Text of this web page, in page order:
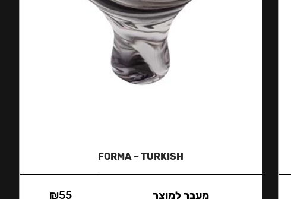
FORMA – TURKISH
₪55 מעבר למוצר